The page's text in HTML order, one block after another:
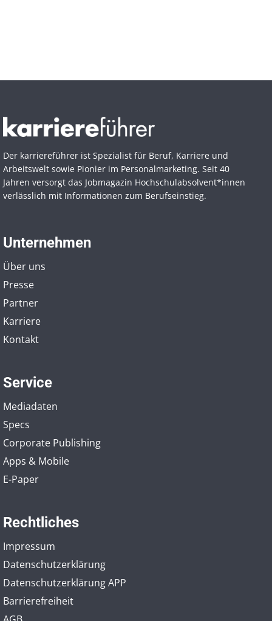
Der karriereführer ist Spezialist für Beruf, Karriere und
Arbeitswelt sowie Pionier im Personal­marketing. Seit 40
Jahren versorgt das Jobmagazin Hochschul­absolvent*innen
verlässlich mit Informationen zum Berufseinstieg.
Unternehmen
Über uns
Presse
Partner
Karriere
Kontakt
Service
Mediadaten
Specs
Corporate Publishing
Apps & Mobile
E-Paper
Rechtliches
Impressum
Datenschutzerklärung
Datenschutzerklärung APP
Barrierefreiheit